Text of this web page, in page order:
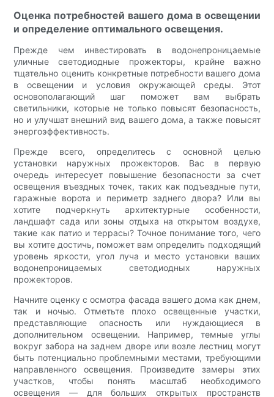
Оценка потребностей вашего дома в освещении
и определение оптимального освещения.
Прежде чем инвестировать в водонепроницаемые
уличные светодиодные прожекторы, крайне важно
тщательно оценить конкретные потребности вашего дома
в освещении и условия окружающей среды. Этот
основополагающий шаг поможет вам выбрать
светильники, которые не только повысят безопасность,
но и улучшат внешний вид вашего дома, а также повысят
энергоэффективность.
Прежде всего, определитесь с основной целью
установки наружных прожекторов. Вас в первую
очередь интересует повышение безопасности за счет
освещения въездных точек, таких как подъездные пути,
гаражные ворота и периметр заднего двора? Или вы
хотите подчеркнуть архитектурные особенности,
ландшафт сада или зоны отдыха на открытом воздухе,
такие как патио и террасы? Точное понимание того, чего
вы хотите достичь, поможет вам определить подходящий
уровень яркости, угол луча и место установки ваших
водонепроницаемых светодиодных наружных
прожекторов.
Начните оценку с осмотра фасада вашего дома как днем,
так и ночью. Отметьте плохо освещенные участки,
представляющие опасность или нуждающиеся в
дополнительном освещении. Например, темные углы
вокруг забора на заднем дворе или возле лестниц могут
быть потенциально проблемными местами, требующими
направленного освещения. Произведите замеры этих
участков, чтобы понять масштаб необходимого
освещения — для больших открытых пространств